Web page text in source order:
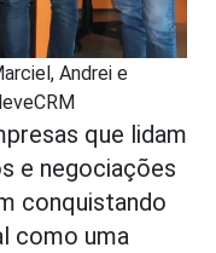
Andrei e
que lidam
e negociações
conquistando
como uma